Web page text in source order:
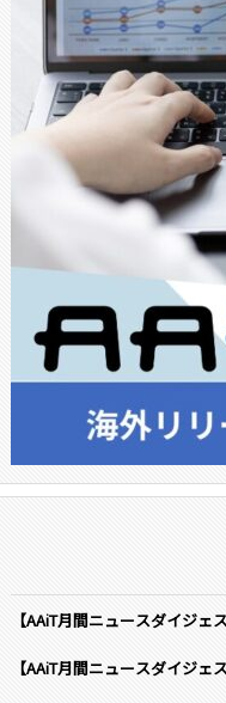
【AAiT月間ニュースダイジェ
【AAiT月間ニュースダイジェ